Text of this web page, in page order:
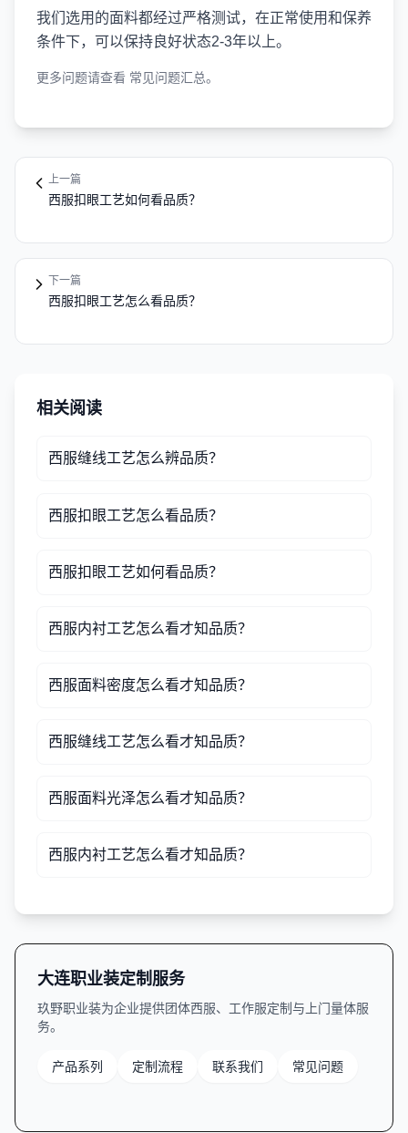
我们选用的面料都经过严格测试，在正常使用和保养
条件下，可以保持良好状态2-3年以上。
更多问题请查看 常见问题汇总。
上一篇
西服扣眼工艺如何看品质？
下一篇
西服扣眼工艺怎么看品质？
相关阅读
西服缝线工艺怎么辨品质？
西服扣眼工艺怎么看品质？
西服扣眼工艺如何看品质？
西服内衬工艺怎么看才知品质？
西服面料密度怎么看才知品质？
西服缝线工艺怎么看才知品质？
西服面料光泽怎么看才知品质？
西服内衬工艺怎么看才知品质？
大连职业装定制服务
玖野职业装为企业提供团体西服、工作服定制与上门量体服
务。
产品系列 定制流程 联系我们 常见问题